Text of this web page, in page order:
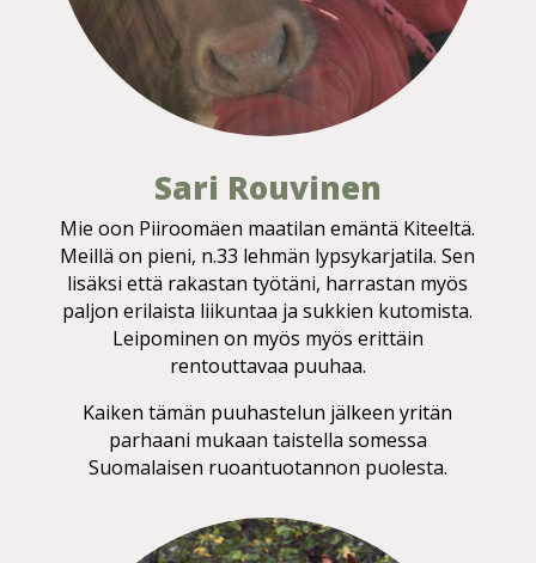
Sari Rouvinen
Mie oon Piiroomäen maatilan emäntä Kiteeltä.
Meillä on pieni, n.33 lehmän lypsykarjatila. Sen
lisäksi että rakastan työtäni, harrastan myös
paljon erilaista liikuntaa ja sukkien kutomista.
Leipominen on myös myös erittäin
rentouttavaa puuhaa.
Kaiken tämän puuhastelun jälkeen yritän
parhaani mukaan taistella somessa
Suomalaisen ruoantuotannon puolesta.